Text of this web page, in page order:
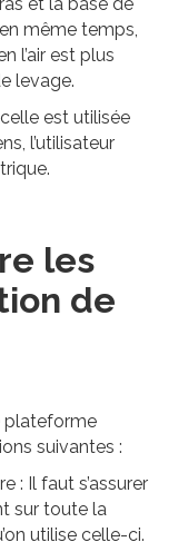
même temps,
l’air est plus
levage.
est utilisée
l’utilisateur
les
de
plateforme
suivantes :
: Il faut s’assurer
sur toute la
utilise celle-ci.